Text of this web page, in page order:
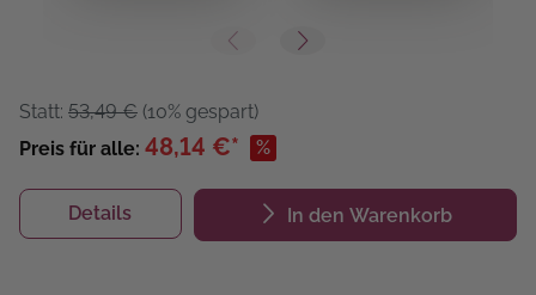
Statt: 53,49 € (10% gespart)
Preis für alle: 48,14 €* %
Details In den Warenkorb